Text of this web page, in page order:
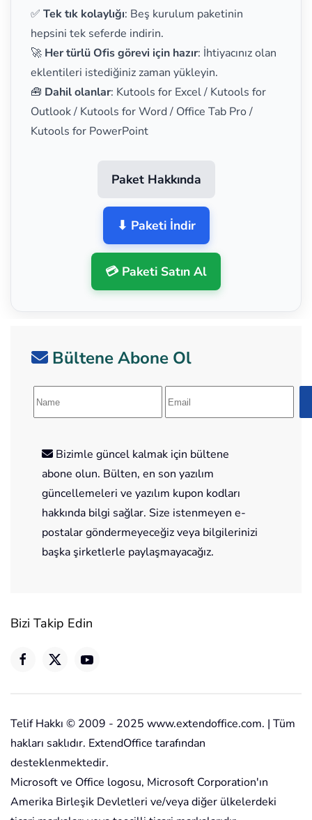
✅ Tek tık kolaylığı: Beş kurulum paketinin
hepsini tek seferde indirin.
🚀 Her türlü Ofis görevi için hazır: İhtiyacınız olan
eklentileri istediğiniz zaman yükleyin.
🧰 Dahil olanlar: Kutools for Excel / Kutools for
Outlook / Kutools for Word / Office Tab Pro /
Kutools for PowerPoint
Paket Hakkında
⬇ Paketi İndir
💳 Paketi Satın Al
Bültene Abone Ol
Bizimle güncel kalmak için bültene
abone olun. Bülten, en son yazılım
güncellemeleri ve yazılım kupon kodları
hakkında bilgi sağlar. Size istenmeyen e-
postalar göndermeyeceğiz veya bilgilerinizi
başka şirketlerle paylaşmayacağız.
Bizi Takip Edin
Telif Hakkı © 2009 - 2025 www.extendoffice.com. | Tüm
hakları saklıdır. ExtendOffice tarafından
desteklenmektedir.
Microsoft ve Office logosu, Microsoft Corporation'ın
Amerika Birleşik Devletleri ve/veya diğer ülkelerdeki